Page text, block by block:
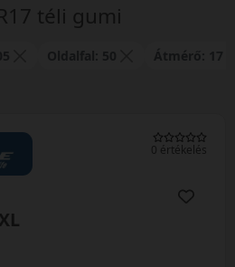
téli gumi
0 értékelés